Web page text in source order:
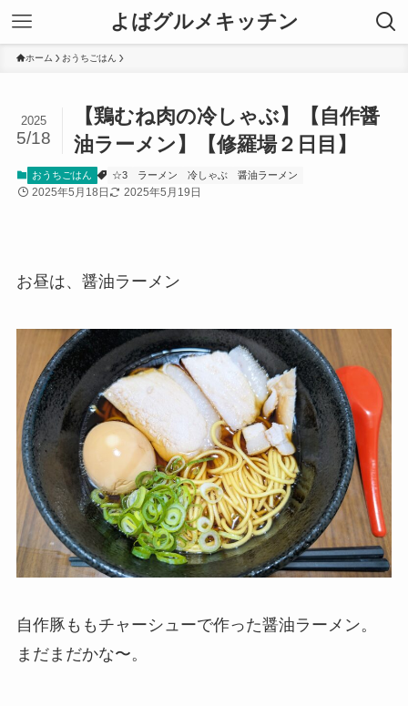
よばグルメキッチン
ホーム おうちごはん
【鶏むね肉の冷しゃぶ】【自作醤
油ラーメン】【修羅場２日目】
2025
5/18
おうちごはん ☆3 ラーメン 冷しゃぶ 醤油ラーメン
2025年5月18日 2025年5月19日
お昼は、醤油ラーメン
自作豚ももチャーシューで作った醤油ラーメン。
まだまだかな〜。